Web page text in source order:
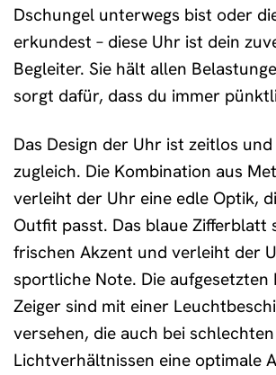
Dschungel unterwegs bist oder
erkundest – diese Uhr ist dein
Begleiter. Sie hält allen
sorgt dafür, dass du immer
Das Design der Uhr ist zeitlos
zugleich. Die Kombination aus
verleiht der Uhr eine edle Optik,
Outfit passt. Das blaue Zifferblatt
frischen Akzent und verleiht der
sportliche Note. Die aufgesetzten
Zeiger sind mit einer
versehen, die auch bei schlechten
Lichtverhältnissen eine optimale